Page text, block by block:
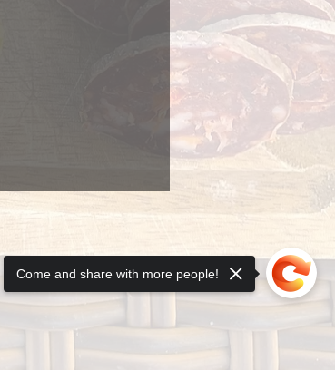
Come and share with more people!